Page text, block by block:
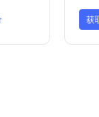
获